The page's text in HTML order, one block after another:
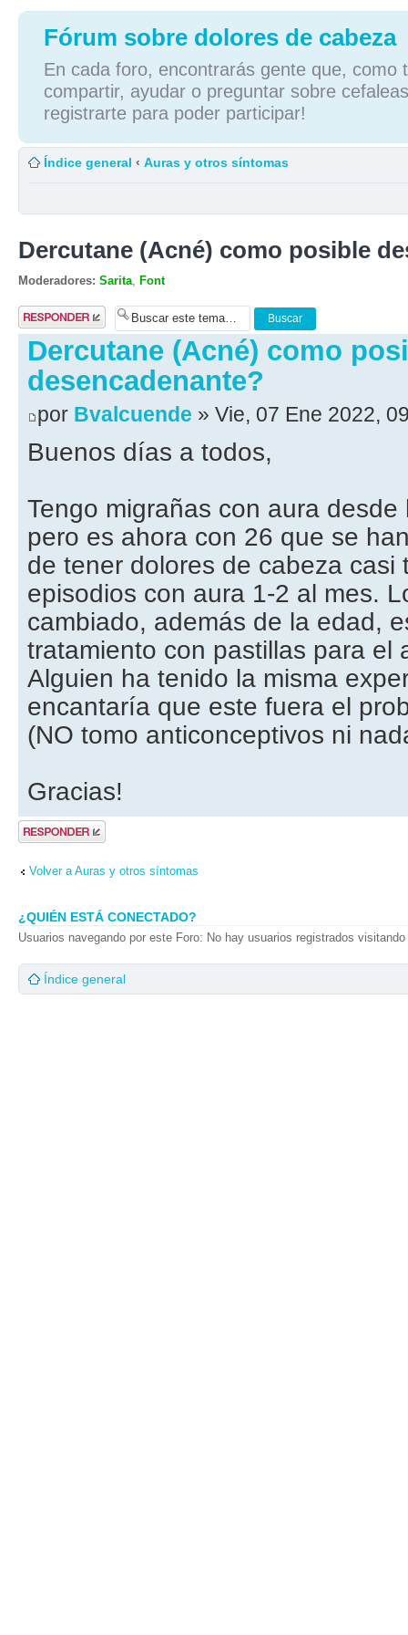
Fórum sobre dolores de cabeza
En cada foro, encontrarás gente que, como
compartir, ayudar o preguntar sobre
registrarte para poder participar!
Índice general ‹ Auras y otros síntomas
Dercutane (Acné) como posible
Moderadores: Sarita Font
Publicar una
respuesta
Dercutane (Acné) como
desencadenante?
por Bvalcuende » Vie, 07 Ene 2022,
Buenos días a todos,
Tengo migrañas con aura
pero es ahora con 26 que se
de tener dolores de cabeza casi
episodios con aura 1-2 al mes.
cambiado, además de la edad,
tratamiento con pastillas para el
Alguien ha tenido la misma
encantaría que este fuera el
(NO tomo anticonceptivos ni
Gracias!
Publicar una
respuesta
Volver a Auras y otros síntomas
¿QUIÉN ESTÁ CONECTADO?
Usuarios navegando por este Foro: No hay usuarios registrados
Índice general